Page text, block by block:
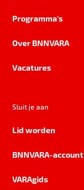
Programma's
Over BNNVARA
Vacatures
Sluit je aan
Lid worden
BNNVARA-account
VARAgids